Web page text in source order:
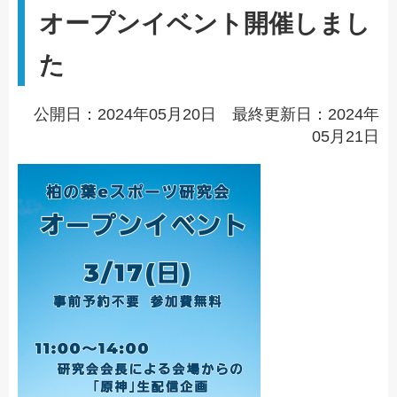
オープンイベント開催しまし
た
公開日：2024年05月20日 最終更新日：2024年
05月21日